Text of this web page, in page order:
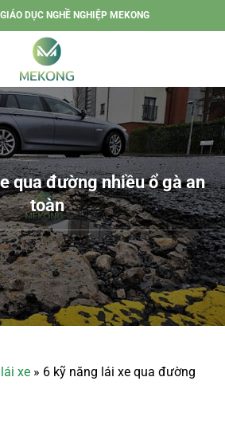
DỤC NGHỀ NGHIỆP MEKONG
qua đường nhiều ổ gà an
toàn
xe » 6 kỹ năng lái xe qua đường